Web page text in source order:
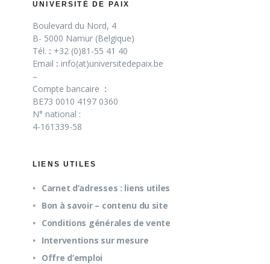
UNIVERSITÉ DE PAIX
Boulevard du Nord, 4
B- 5000 Namur (Belgique)
Tél. : +32 (0)81-55 41 40
Email : info(at)universitedepaix.be
–
Compte bancaire :
BE73 0010 4197 0360
N° national :
4-161339-58
LIENS UTILES
Carnet d’adresses : liens utiles
Bon à savoir – contenu du site
Conditions générales de vente
Interventions sur mesure
Offre d’emploi